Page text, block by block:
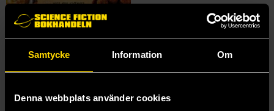
Samtycke Information Om
Denna webbplats använder cookies
Tasting History. Explore the Past through 4,000 Years of Recipes
Max Miller